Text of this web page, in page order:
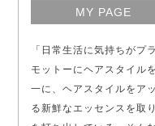
MY PAGE
「日常生活に気持ちがプ
モットーにヘアスタイル
一に、ヘアスタイルをア
る新鮮なエッセンスを取